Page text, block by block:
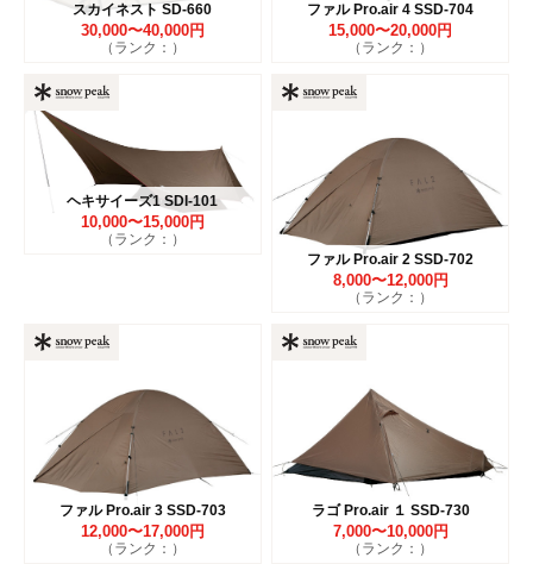
スカイネスト SD-660
30,000〜40,000円
（ランク：）
ファル Pro.air 4 SSD-704
15,000〜20,000円
（ランク：）
ヘキサイーズ1 SDI-101
10,000〜15,000円
（ランク：）
ファル Pro.air 2 SSD-702
8,000〜12,000円
（ランク：）
ファル Pro.air 3 SSD-703
12,000〜17,000円
（ランク：）
ラゴ Pro.air １ SSD-730
7,000〜10,000円
（ランク：）